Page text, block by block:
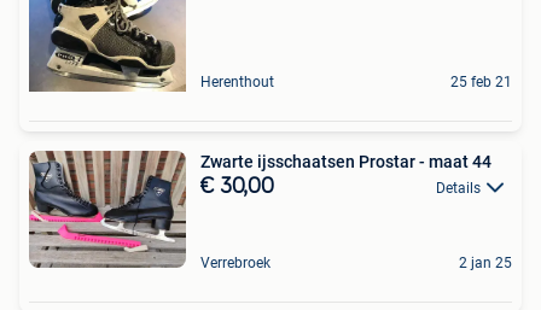
Herenthout 25 feb 21
Zwarte ijsschaatsen Prostar - maat 44
€ 30,00 Details
Verrebroek 2 jan 25